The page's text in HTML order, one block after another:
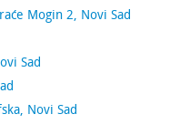
Mogin 2, Novi Sad
Sad
Novi Sad